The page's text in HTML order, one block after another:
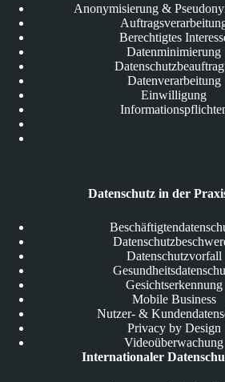
Anonymisierung &
Berechtigtes
Datenminimierung
Datenverarbeitung
Einwilligung
Datenschutz in der
Datenschutzvorfall
Gesichtserkennung
Mobile Business
Nutzer- &
Privacy by Design
Videoüberwachung
Internationaler